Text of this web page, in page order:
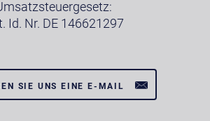
Id. Nr. DE 146621297
SIE UNS EINE E-MAIL